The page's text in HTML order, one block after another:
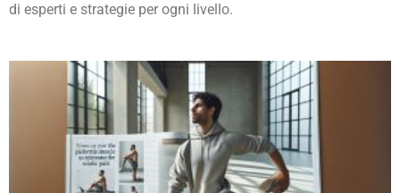
di esperti e strategie per ogni livello.